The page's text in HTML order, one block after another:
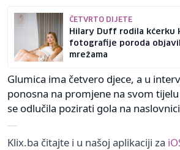
ČETVRTO DIJETE
Hilary Duff rodila kćerku
fotografije poroda
mrežama
Glumica ima četvero djece, a u
ponosna na promjene na svom
se odlučila pozirati gola na
Klix.ba čitajte i u našoj aplikaciji za